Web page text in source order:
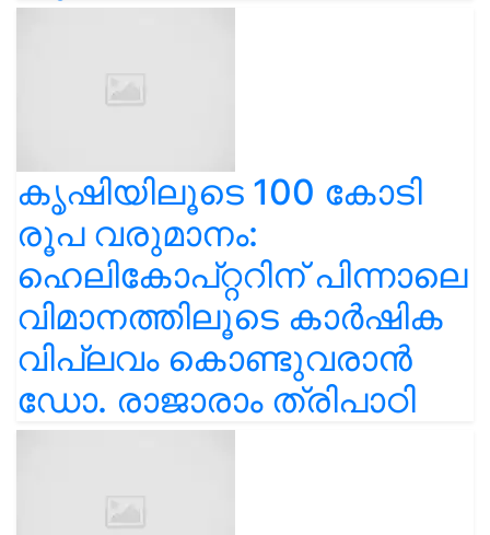
കൃഷിയിലൂടെ 100 കോടി
രൂപ വരുമാനം:
ഹെലികോപ്റ്ററിന് പിന്നാലെ
വിമാനത്തിലൂടെ കാർഷിക
വിപ്ലവം കൊണ്ടുവരാൻ
ഡോ. രാജാരാം ത്രിപാഠി